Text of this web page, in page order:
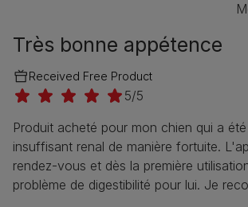
Très bonne appétence
Received Free Product
5/5
Produit acheté pour mon chien qui a
insuffisant renal de manière fortuite.
rendez-vous et dès la première
problème de digestibilité pour lui. Je